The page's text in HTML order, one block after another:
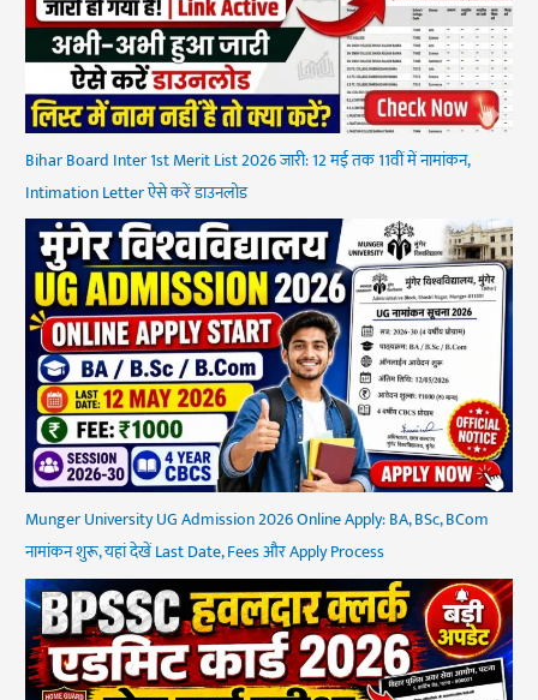
Bihar Board Inter 1st Merit List 2026 जारी: 12 मई तक 11वीं में नामांकन,
Intimation Letter ऐसे करें डाउनलोड
Munger University UG Admission 2026 Online Apply: BA, BSc, BCom
नामांकन शुरू, यहां देखें Last Date, Fees और Apply Process